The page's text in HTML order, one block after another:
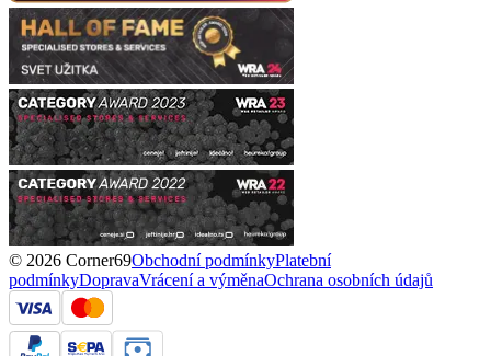
© 2026 Corner69Obchodní podmínkyPlatební
podmínkyDopravaVrácení a výměnaOchrana osobních údajů